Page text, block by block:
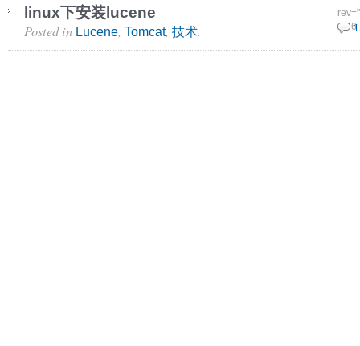
linux下安装lucene
25 6
Posted in Lucene, Tomcat, 技术.